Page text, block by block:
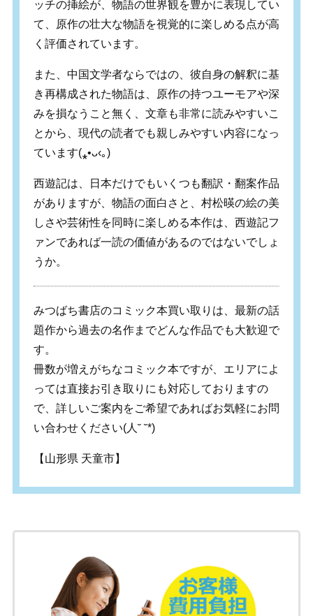
ッチの挿絵が、物語の世界観を豊かに表現してい
て、原作の壮大な物語を視覚的に楽しめる点が高
く評価されています。
また、中国文学者ならではの、彼自身の解釈に基
き再構成された物語は、原作の持つユーモアや深
みを損なうこと無く、文章も非常に読みやすいこ
とから、現代の読者でも親しみやすい内容になっ
ています(⁎•ᴗ‹｡)
西遊記は、日本だけでもいくつも翻訳・翻案作品
がありますが、物語の面白さと、村松暎の絵の美
しさや芸術性を同時に楽しめる本作は、西遊記フ
ァンであれば一読の価値があるのではないでしょ
うか。
みつばち書店のコミック本買い取りは、最新の話
題作から過去の名作までどんな作品でも大歓迎で
す。
冊数が増えがちなコミック本ですが、エリアによ
っては直接お引き取りにも対応しておりますの
で、詳しいご案内をご希望であればお気軽にお問
い合わせください(人˘ ˘*)
【山形県 天童市】